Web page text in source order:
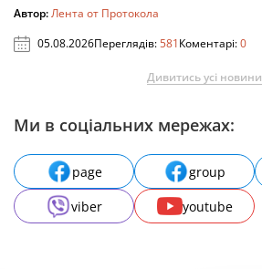
Автор:Лента от Протокола
05.08.2026Переглядів:581Коментарі:0
Дивитись усі новини
Ми в соціальних мережах:
page group
viber
youtube